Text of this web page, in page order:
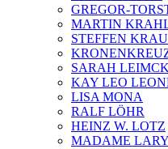
GREGOR-
MARTIN
STEFFEN
SARAH
KAY LEO
LISA MONA
RALF LÖHR
HEINZ W. LOTZ
MADAME LARY